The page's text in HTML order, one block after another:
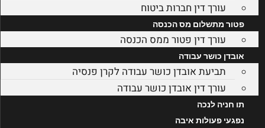
עורך דין חברות ביטוח
פטור מתשלום מס הכנסה
עורך דין פטור ממס הכנסה
אובדן כושר עבודה
תביעת אובדן כושר עבודה לקרן פנסיה
עורך דין אובדן כושר עבודה
תו חניה לנכה
נפגעי פעולות איבה